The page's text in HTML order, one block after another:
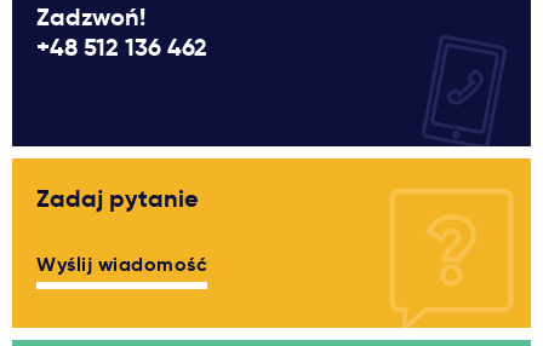
Zadzwoń!
+48 512 136 462
Zadaj pytanie
Wyślij wiadomość